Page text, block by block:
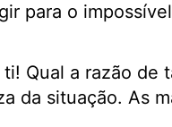
para o
Qual a razão de
da situação. As